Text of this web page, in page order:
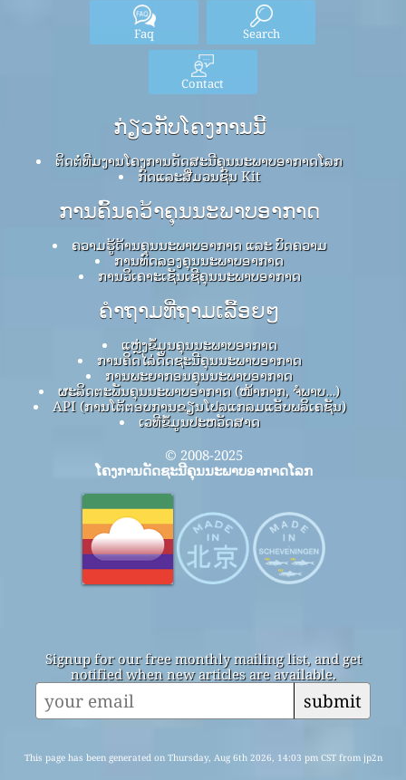
Faq Search
Contact
ກ່ຽວກັບໂຄງການນີ້
ຕິດຕໍ່ທີມງານໂຄງການດັດສະນີຄຸນນະພາບອາກາດໂລກ
ກົດ​ແລະ​ສື່​ມວນ​ຊົນ Kit
ການຄົ້ນຄວ້າຄຸນນະພາບອາກາດ
ຄວາມຮູ້ດ້ານຄຸນນະພາບອາກາດ ແລະ ບົດຄວາມ
ການທົດລອງຄຸນນະພາບອາກາດ
ການວິເຄາະເຊັນເຊີຄຸນນະພາບອາກາດ
ຄໍາຖາມທີ່ຖາມເລື້ອຍໆ
ແຫຼ່ງຂໍ້ມູນຄຸນນະພາບອາກາດ
ການຄິດໄລ່ດັດຊະນີຄຸນນະພາບອາກາດ
ການພະຍາກອນຄຸນນະພາບອາກາດ
ຜະລິດຕະພັນຄຸນນະພາບອາກາດ (ໜ້າກາກ, ຈໍພາບ…)
API (ການໂຕ້ຕອບການຂຽນໂປລແກລມແອັບພລິເຄຊັນ)
ເວທີຂໍ້ມູນປະຫວັດສາດ
© 2008-2025
ໂຄງການດັດຊະນີຄຸນນະພາບອາກາດໂລກ
Signup for our free monthly mailing list, and get
notified when new articles are available.
submit
This page has been generated on Thursday, Aug 6th 2026, 14:03 pm CST from jp2n